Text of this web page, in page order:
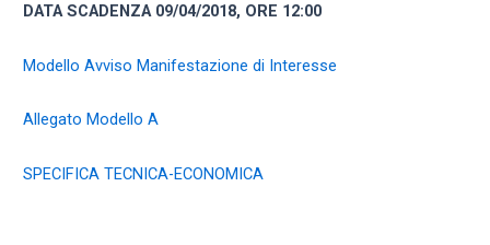
DATA SCADENZA 09/04/2018, ORE 12:00
Modello Avviso Manifestazione di Interesse
Allegato Modello A
SPECIFICA TECNICA-ECONOMICA